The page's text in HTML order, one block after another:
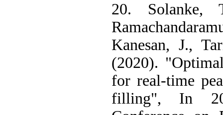
20.
Kanesan, J.,
(2020).
for real-time
filling", In